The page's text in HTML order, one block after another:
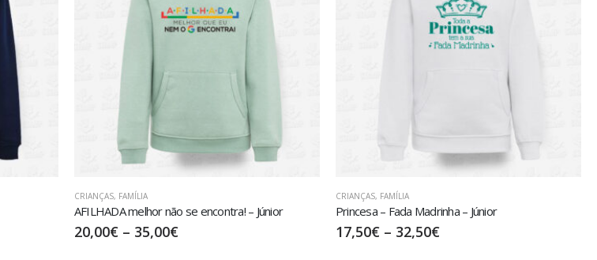
CRIANÇAS, FAMÍLIA
AFILHADA melhor não se encontra! – Júnior
20,00€– 35,00€
CRIANÇAS, FAMÍLIA
Princesa – Fada Madrinha – Júnior
17,50€– 32,50€